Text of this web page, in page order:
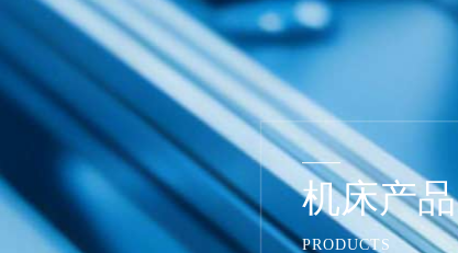
机床产品
PRODUCTS